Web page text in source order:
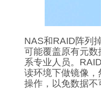
NAS和RAID阵列
可能覆盖原有元
系专业人员。
读环境下做镜像
操作，以免数据不